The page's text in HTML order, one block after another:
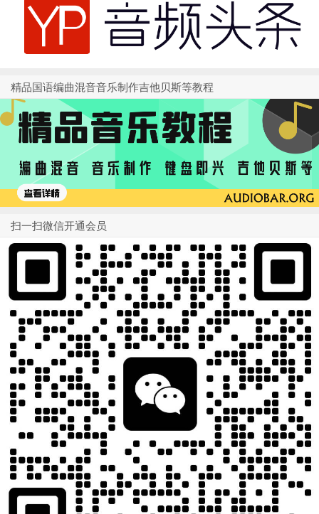
精品国语编曲混音音乐制作吉他贝斯等教程
扫一扫微信开通会员